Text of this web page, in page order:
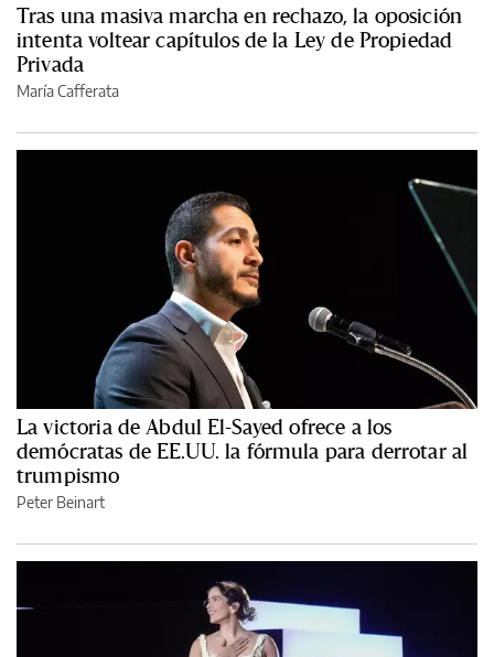
Tras una masiva marcha en rechazo, la oposición
intenta voltear capítulos de la Ley de Propiedad
Privada
María Cafferata
La victoria de Abdul El-Sayed ofrece a los
demócratas de EE.UU. la fórmula para derrotar al
trumpismo
Peter Beinart